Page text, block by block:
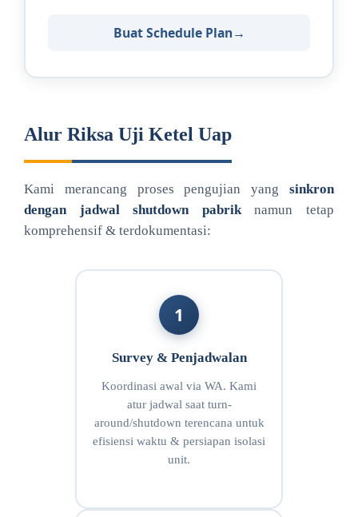
Buat Schedule Plan
Alur Riksa Uji Ketel Uap
Kami merancang proses pengujian yang sinkron
dengan jadwal shutdown pabriknamun tetap
komprehensif & terdokumentasi:
1
Survey & Penjadwalan
Koordinasi awal via WA. Kami
atur jadwal saat turn-
around/shutdown terencana untuk
efisiensi waktu & persiapan isolasi
unit.